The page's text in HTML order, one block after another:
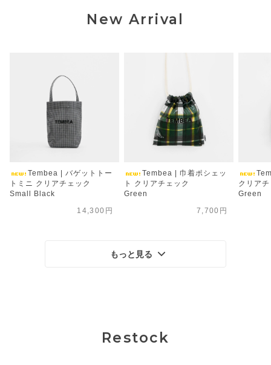
New Arrival
Tembea | バゲットトー
トミニ クリアチェック
Small Black
14,300円
Tembea | 巾着ポシェッ
ト クリアチェック
Green
7,700円
クリア
Green
もっと見る
Restock